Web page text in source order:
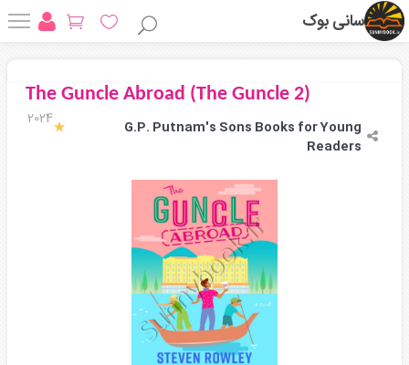
سانی بوک
The Guncle Abroad (The Guncle 2)
2024
G.P. Putnam's Sons Books for Young
Readers